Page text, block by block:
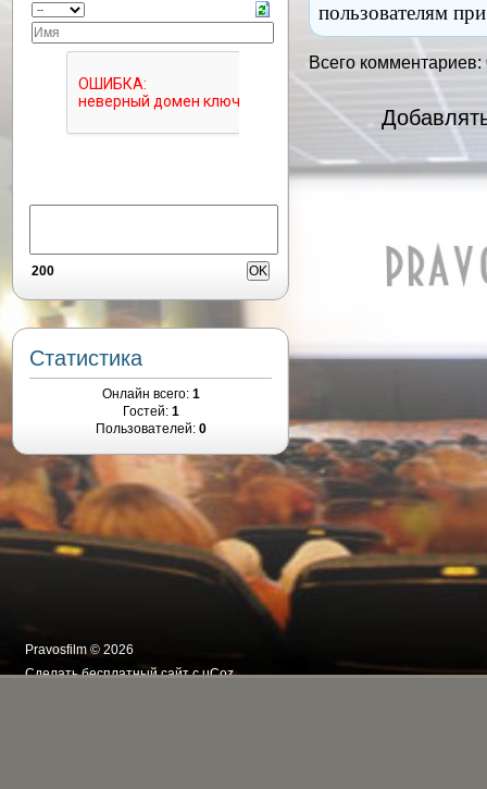
пользователям
Всего комментариев:
200
Статистика
Онлайн всего: 1
Гостей: 1
Пользователей: 0
Pravosfilm © 2026
Сделатьбесплатный сайтсuCoz